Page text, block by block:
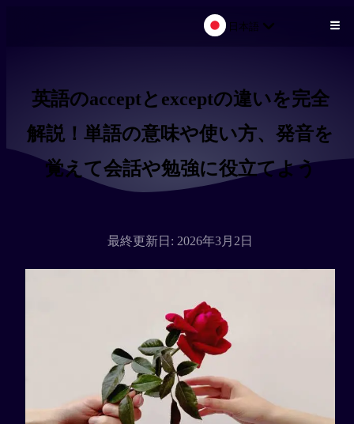
日本語
英語のacceptとexceptの違いを完全
解説！単語の意味や使い方、発音を
覚えて会話や勉強に役立てよう
最終更新日: 2026年3月2日